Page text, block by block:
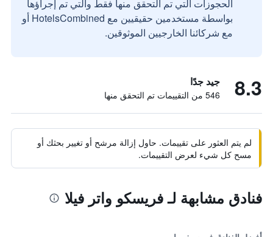
الحجوزات التي تم التحقق منها فقط والتي تم إجراؤها
بواسطة مستخدمين حقيقيين مع HotelsCombined أو
مع شركائنا الخارجيين الموثوقين.
8.3 جيد جدًا
546 من التقييمات تم التحقق منها
لم يتم العثور على تقييمات. حاول إزالة مرشح أو تغيير بحثك أو
مسح كل شيء لعرض التقييمات.
فنادق مشابهة لـ فريسكو واتر فيلا